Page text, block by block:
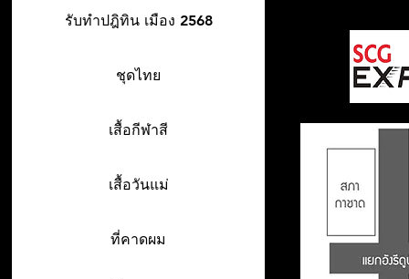
รับทำปฎิทิน เมือง 2568
ชุดไทย
เสื้อกีฬาสี
เสื้อวันแม่
ที่คาดผม